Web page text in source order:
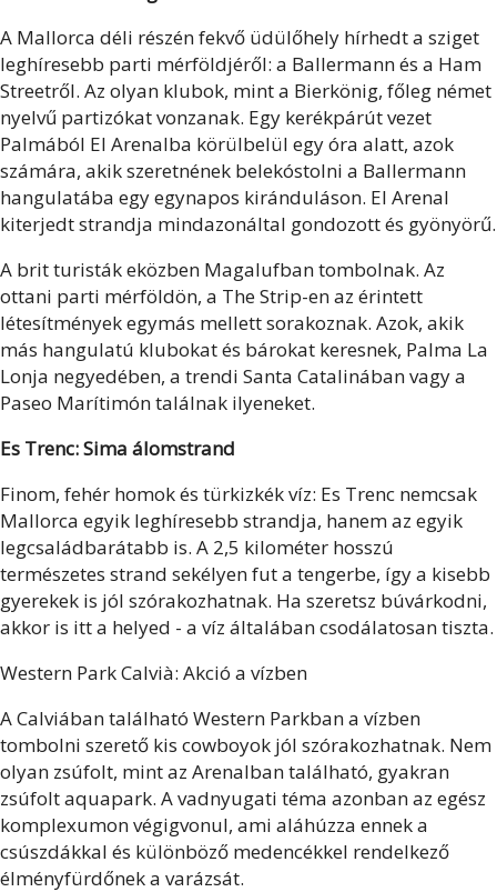
A Mallorca déli részén fekvő üdülőhely hírhedt a sziget
leghíresebb parti mérföldjéről: a Ballermann és a Ham
Streetről. Az olyan klubok, mint a Bierkönig, főleg német
nyelvű partizókat vonzanak. Egy kerékpárút vezet
Palmából El Arenalba körülbelül egy óra alatt, azok
számára, akik szeretnének belekóstolni a Ballermann
hangulatába egy egynapos kiránduláson. El Arenal
kiterjedt strandja mindazonáltal gondozott és gyönyörű.
A brit turisták eközben Magalufban tombolnak. Az
ottani parti mérföldön, a The Strip-en az érintett
létesítmények egymás mellett sorakoznak. Azok, akik
más hangulatú klubokat és bárokat keresnek, Palma La
Lonja negyedében, a trendi Santa Catalinában vagy a
Paseo Marítimón találnak ilyeneket.
Es Trenc: Sima álomstrand
Finom, fehér homok és türkizkék víz: Es Trenc nemcsak
Mallorca egyik leghíresebb strandja, hanem az egyik
legcsaládbarátabb is. A 2,5 kilométer hosszú
természetes strand sekélyen fut a tengerbe, így a kisebb
gyerekek is jól szórakozhatnak. Ha szeretsz búvárkodni,
akkor is itt a helyed - a víz általában csodálatosan tiszta.
Western Park Calvià: Akció a vízben
A Calviában található Western Parkban a vízben
tombolni szerető kis cowboyok jól szórakozhatnak. Nem
olyan zsúfolt, mint az Arenalban található, gyakran
zsúfolt aquapark. A vadnyugati téma azonban az egész
komplexumon végigvonul, ami aláhúzza ennek a
csúszdákkal és különböző medencékkel rendelkező
élményfürdőnek a varázsát.